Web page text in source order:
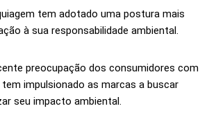
tem adotado uma postura mais
à sua responsabilidade ambiental.
preocupação dos consumidores com
impulsionado as marcas a buscar
seu impacto ambiental.